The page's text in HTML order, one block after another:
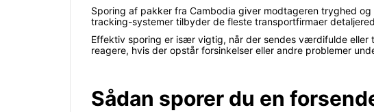
Sporing af pakker fra Cambodia giver modtageren tryghed
tracking-systemer tilbyder de fleste transportfirmaer
Effektiv sporing er især vigtig, når der sendes værdifulde eller
reagere, hvis der opstår forsinkelser eller andre problemer
Sådan sporer du en